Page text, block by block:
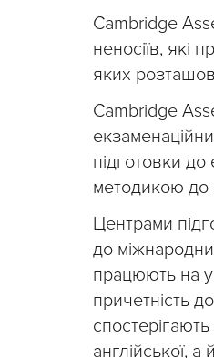
Cambridge
неносіїв, які
яких
Сambridge
підготовки
методикою до
Центрами
до
працюють на
причетність
англійської, а